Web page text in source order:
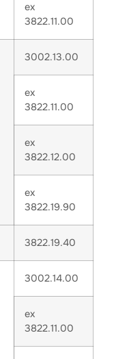
ex
3822.11.00
3002.13.00
ex
3822.11.00
ex
3822.12.00
ex
3822.19.90
3822.19.40
3002.14.00
ex
3822.11.00